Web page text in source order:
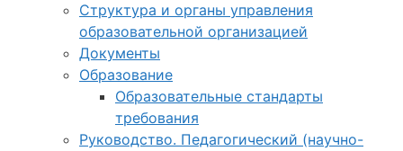
Структура и органы управления
образовательной организацией
Документы
Образование
Образовательные стандарты
требования
Руководство. Педагогический (научно-